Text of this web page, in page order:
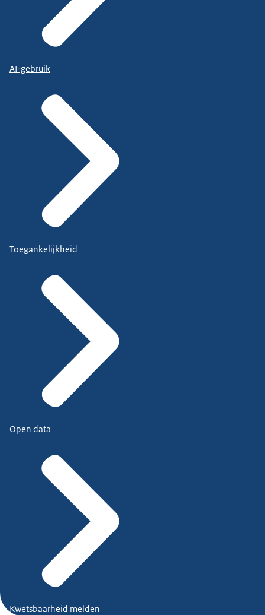
AI-gebruik
Toegankelijkheid
Open data
Kwetsbaarheid melden